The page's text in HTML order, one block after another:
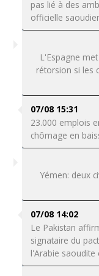
pas lié à des
officielle
L'Espagne
rétorsion si les
07/08 15:31
23.000 emplois
chômage en
Yémen: deux
07/08 14:02
Le Pakistan
signataire du
l'Arabie